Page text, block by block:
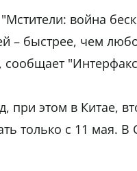
война
– быстрее, чем
при этом в Китае,
только с 11 мая.